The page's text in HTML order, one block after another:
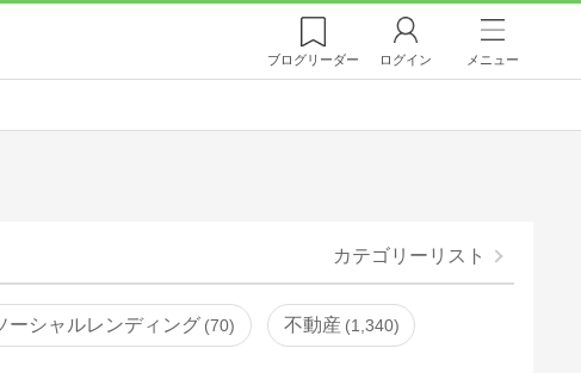
ブログリーダー ログイン メニュー
カテゴリーリスト
ーシャルレンディング 70 不動産 1,340